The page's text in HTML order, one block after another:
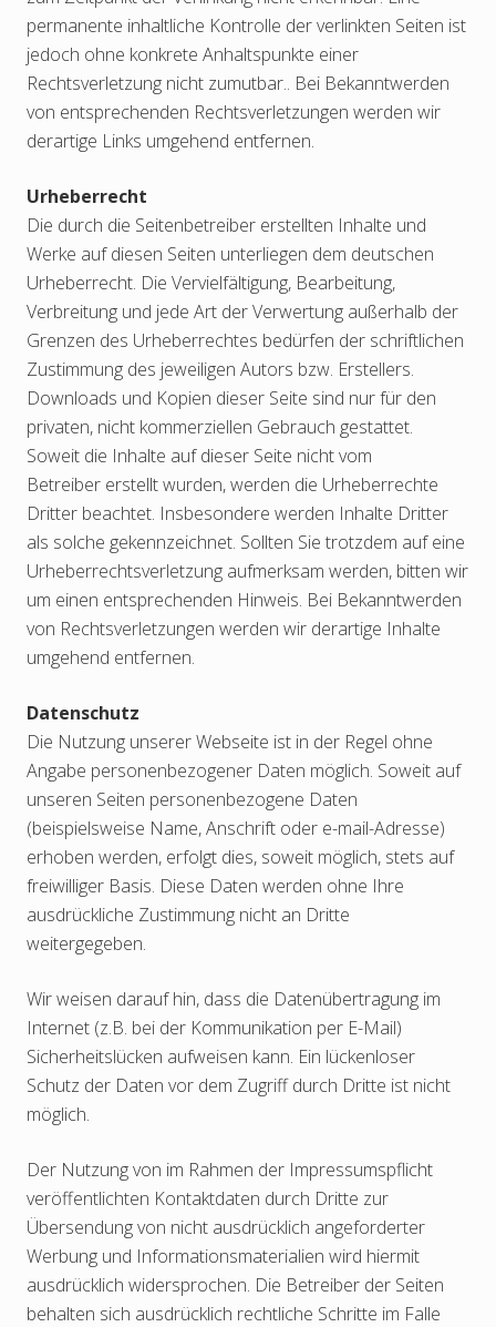
permanente inhaltliche Kontrolle der verlinkten Seiten ist
jedoch ohne konkrete Anhaltspunkte einer
Rechtsverletzung nicht zumutbar.. Bei Bekanntwerden
von entsprechenden Rechtsverletzungen werden wir
derartige Links umgehend entfernen.
Urheberrecht
Die durch die Seitenbetreiber erstellten Inhalte und
Werke auf diesen Seiten unterliegen dem deutschen
Urheberrecht. Die Vervielfältigung, Bearbeitung,
Verbreitung und jede Art der Verwertung außerhalb der
Grenzen des Urheberrechtes bedürfen der schriftlichen
Zustimmung des jeweiligen Autors bzw. Erstellers.
Downloads und Kopien dieser Seite sind nur für den
privaten, nicht kommerziellen Gebrauch gestattet.
Soweit die Inhalte auf dieser Seite nicht vom
Betreiber erstellt wurden, werden die Urheberrechte
Dritter beachtet. Insbesondere werden Inhalte Dritter
als solche gekennzeichnet. Sollten Sie trotzdem auf eine
Urheberrechtsverletzung aufmerksam werden, bitten wir
um einen entsprechenden Hinweis. Bei Bekanntwerden
von Rechtsverletzungen werden wir derartige Inhalte
umgehend entfernen.
Datenschutz
Die Nutzung unserer Webseite ist in der Regel ohne
Angabe personenbezogener Daten möglich. Soweit auf
unseren Seiten personenbezogene Daten
(beispielsweise Name, Anschrift oder e-mail-Adresse)
erhoben werden, erfolgt dies, soweit möglich, stets auf
freiwilliger Basis. Diese Daten werden ohne Ihre
ausdrückliche Zustimmung nicht an Dritte
weitergegeben.
Wir weisen darauf hin, dass die Datenübertragung im
Internet (z.B. bei der Kommunikation per E-Mail)
Sicherheitslücken aufweisen kann. Ein lückenloser
Schutz der Daten vor dem Zugriff durch Dritte ist nicht
möglich.
Der Nutzung von im Rahmen der Impressumspflicht
veröffentlichten Kontaktdaten durch Dritte zur
Übersendung von nicht ausdrücklich angeforderter
Werbung und Informationsmaterialien wird hiermit
ausdrücklich widersprochen. Die Betreiber der Seiten
behalten sich ausdrücklich rechtliche Schritte im Falle